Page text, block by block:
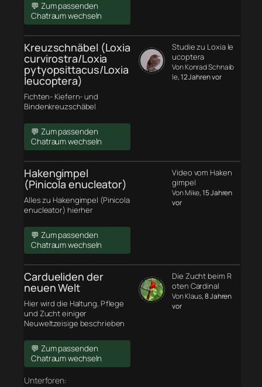
💬 Zum passenden
Chatraum wechseln
Kreuzschnäbel (Loxia
curvirostra/Loxia
pytyopsittacus/Loxia
leucoptera)
Fichten- Kiefern- und
Bindenkreuzschäbel
💬 Zum passenden
Chatraum wechseln
Studie zu Loxia le
ucoptera
Von Konrad Schnaib
le, 12 Jahren vor
Hakengimpel
(Pinicola enucleator)
Alles zu Hakengimpel (Pinicola
enucleator) hierher
💬 Zum passenden
Chatraum wechseln
Video vom Haken
gimpel
Von Mike, 15 Jahren
vor
Cardueliden der
neuen Welt
Hier wird die Haltung, Pflege
und Zucht einiger
Neuweltzeisige beschrieben
💬 Zum passenden
Chatraum wechseln
Unterforen:
Die Zucht beim R
oten Cardinal
Von Klaus, 8 Jahren
vor